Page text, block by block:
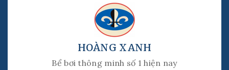
HOÀNG XANH
Bể bơi thông minh số 1 hiện nay